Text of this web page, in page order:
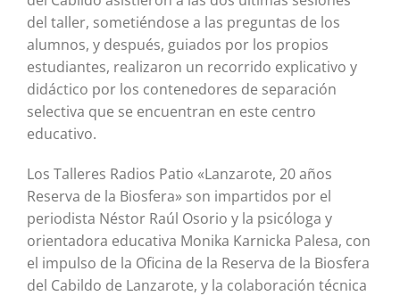
del taller, sometiéndose a las preguntas de los
alumnos, y después, guiados por los propios
estudiantes, realizaron un recorrido explicativo y
didáctico por los contenedores de separación
selectiva que se encuentran en este centro
educativo.
Los Talleres Radios Patio «Lanzarote, 20 años
Reserva de la Biosfera» son impartidos por el
periodista Néstor Raúl Osorio y la psicóloga y
orientadora educativa Monika Karnicka Palesa, con
el impulso de la Oficina de la Reserva de la Biosfera
del Cabildo de Lanzarote, y la colaboración técnica